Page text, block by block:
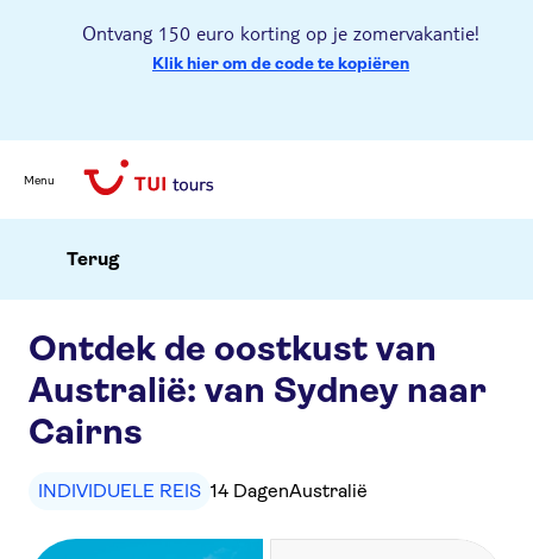
Ontvang 150 euro korting op je zomervakantie!
Klik hier om de code te kopiëren
Menu
Terug
Ontdek de oostkust van
Australië: van Sydney naar
Cairns
INDIVIDUELE REIS 14 DagenAustralië